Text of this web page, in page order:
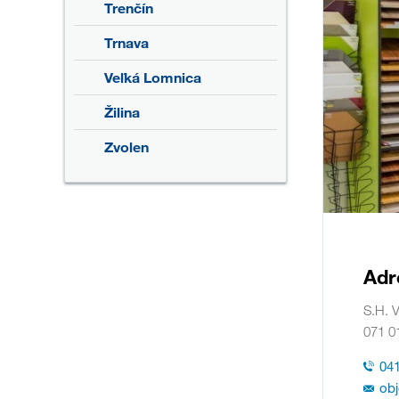
Trenčín
Trnava
Veľká Lomnica
Žilina
Zvolen
S.H.
071